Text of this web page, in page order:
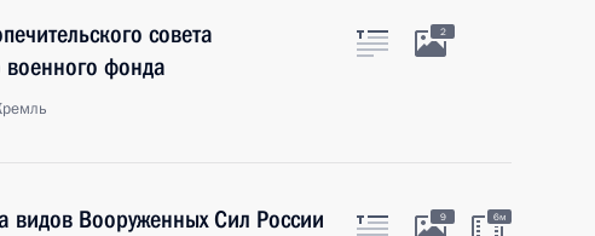
совета
военного фонда
2
видов Вооруженных Сил России
9 6м